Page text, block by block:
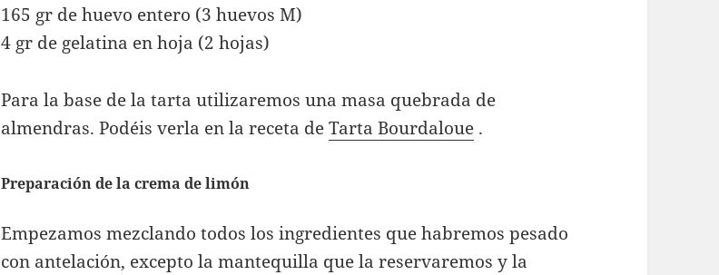
165 gr de huevo entero (3 huevos M)
4 gr de gelatina en hoja (2 hojas)
Para la base de la tarta utilizaremos una masa quebrada de
almendras. Podéis verla en la receta deTarta Bourdaloue .
Preparación de la crema de limón
Empezamos mezclando todos los ingredientes que habremos pesado
con antelación, excepto la mantequilla que la reservaremos y la